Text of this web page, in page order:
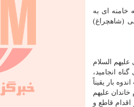
خامنه ای به
(شاهچراغ)
السلام
انجامید،
بار یقیناً
علیهم
قاطع و